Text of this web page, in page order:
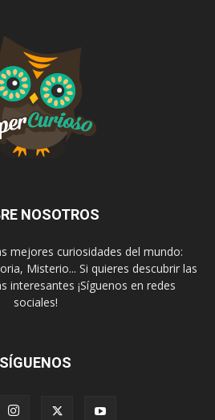
NOSOTROS
mejores curiosidades del mundo:
Misterio... Si quieres descubrir las
interesantes ¡Síguenos en redes
sociales!
SÍGUENOS